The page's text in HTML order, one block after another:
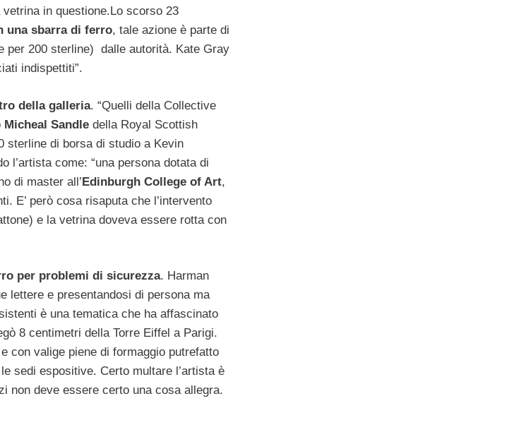
in questione.Lo scorso 23
una sbarra di ferro, tale azione è parte di
per 200 sterline) dalle autorità. Kate Gray
indispettiti”.
della galleria. “Quelli della Collective
Micheal Sandle della Royal Scottish
sterline di borsa di studio a Kevin
l’artista come: “una persona dotata di
di master all’Edinburgh College of Art,
E’ però cosa risaputa che l’intervento
e la vetrina doveva essere rotta con
per problemi di sicurezza. Harman
lettere e presentandosi di persona ma
è una tematica che ha affascinato
8 centimetri della Torre Eiffel a Parigi.
con valige piene di formaggio putrefatto
sedi espositive. Certo multare l’artista è
non deve essere certo una cosa allegra.